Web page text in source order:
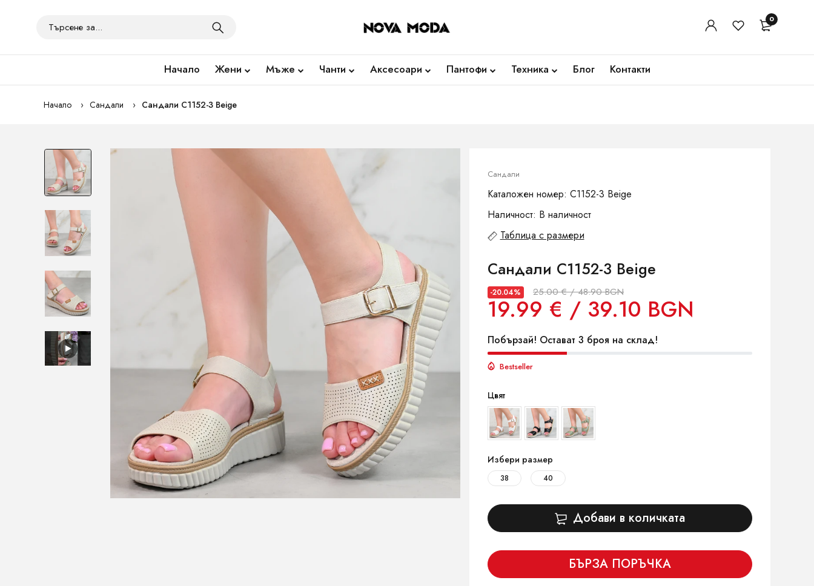
0
Начало Жени Мъже Чанти Аксесоари Пантофи Техника Блог Контакти
Начало Сандали Сандали C1152-3 Beige
Сандали
Каталожен номер: C1152-3 Beige
Наличност: В наличност
Таблица с размери
Сандали C1152-3 Beige
-20.04% 25.00 € / 48.90 BGN
19.99 € / 39.10 BGN
Побързай! Остават 3 броя на склад!
Bestseller
Цвят
Избери размер
38 40
Добави в количката
БЪРЗА ПОРЪЧКА